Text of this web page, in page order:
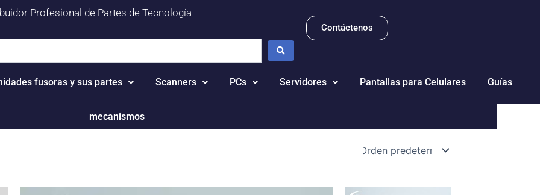
Profesional de Partes de Tecnología
Contáctenos
fusoras y sus partes Scanners PCs Servidores Pantallas para Celulares Guías
mecanismos